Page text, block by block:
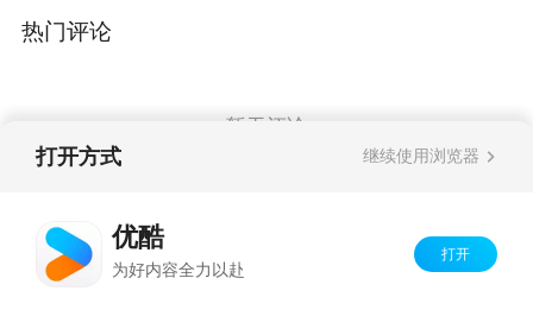
热门评论
暂无评论
打开方式 继续使用浏览器
优酷
为好内容全力以赴
打开